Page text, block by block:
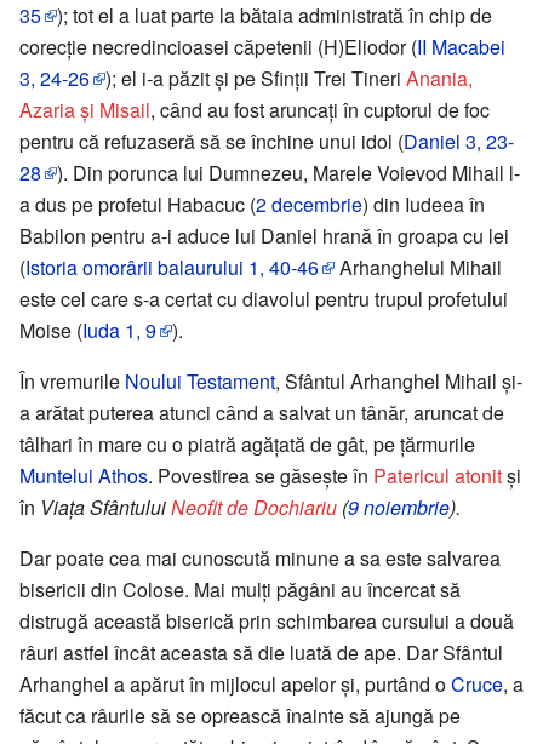
35 ); tot el a luat parte la bătaia administrată în chip de
corecție necredincioasei căpetenii (H)Eliodor (II Macabei
3, 24-26 ); el i-a păzit și pe Sfinții Trei Tineri Anania,
Azaria și Misail, când au fost aruncați în cuptorul de foc
pentru că refuzaseră să se închine unui idol (Daniel 3, 23-
28
). Din porunca lui Dumnezeu, Marele Voievod Mihail l-
a dus pe profetul Habacuc (2 decembrie) din Iudeea în
Babilon pentru a-i aduce lui Daniel hrană în groapa cu lei
(Istoria omorârii balaurului 1, 40-46
Arhanghelul Mihail
este cel care s-a certat cu diavolul pentru trupul profetului
Moise (Iuda 1, 9 ).
În vremurile Noului Testament, Sfântul Arhanghel Mihail și-
a arătat puterea atunci când a salvat un tânăr, aruncat de
tâlhari în mare cu o piatră agățată de gât, pe țărmurile
Muntelui Athos. Povestirea se găsește în Patericul atonitși
în Viața SfântuluiNeofit de Dochiariu (9 noiembrie).
Dar poate cea mai cunoscută minune a sa este salvarea
bisericii din Colose. Mai mulți păgâni au încercat să
distrugă această biserică prin schimbarea cursului a două
râuri astfel încât aceasta să die luată de ape. Dar Sfântul
Arhanghel a apărut în mijlocul apelor și, purtând oCruce, a
făcut ca râurile să se oprească înainte să ajungă pe